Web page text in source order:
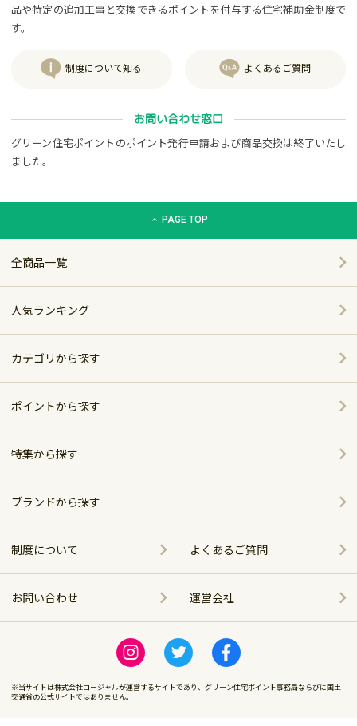
品や特定の追加工事と交換できるポイントを付与する住宅補助金制度で
す。
制度について知る よくあるご質問
お問い合わせ窓口
グリーン住宅ポイントのポイント発行申請および商品交換は終了いたし
ました。
グリーン住宅ポイント交換商品カタログサイト「エコdeギフ
PAGE TOP
全商品一覧
人気ランキング
カテゴリから探す
家電
家具・インテリア
ホーム＆キッチン
アウトドア・スポーツ
グルメ・スイーツ
感染症対策
ポイントから探す
～5,000pt
5,001～10,000pt
10,001～20,000pt
20,001～30,000pt
50,001～100,000pt
特集から探す
ポイント別おすすめ商品
おしゃれで便利なキッチンアイテム
ベッド特集
ビール特集
ブランドから探す
シャープ
パナソニック
ロゴス
制度について よくあるご質問
商品に関する
お問い合わせ 運営会社
※当サイトは株式会社コージャルが運営するサイトであり、グリーン住宅ポイント事務局ならびに国土
交通省の公式サイトではありません。